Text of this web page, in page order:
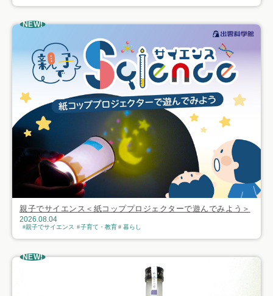
NEW!
親子でサイエンス＜紙コッププロジェクターで遊んでみよう＞
2026.08.04
親子でサイエンス 子育て・教育 暮らし
NEW!